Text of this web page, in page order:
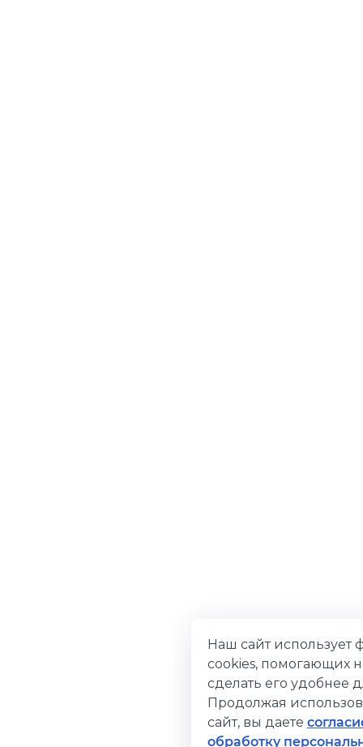
Наш сайт использует
cookies, помогающих
сделать его удобнее
Продолжая
сайт, вы даете
обработку